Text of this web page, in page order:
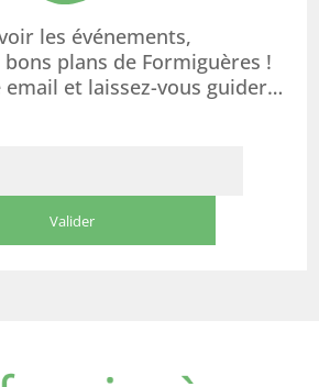
les événements,
plans de Formiguères !
et laissez-vous guider…